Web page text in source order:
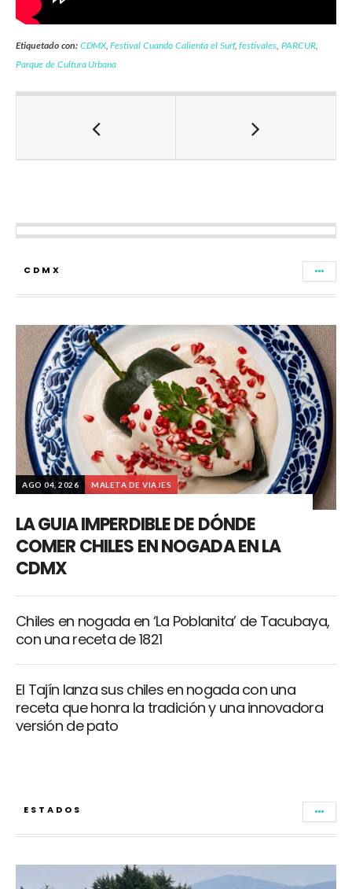
Etiquetado con: CDMX,Festival Cuando Calienta el Surf,festivales ,PARCUR
Parque de Cultura Urbana
CDMX
AGO 04, 2026 MALETA DE VIAJES
LA GUIA IMPERDIBLE DE DÓNDE
COMER CHILES EN NOGADA EN LA
CDMX
Chiles en nogada en ‘La Poblanita’ de Tacubaya,
con una receta de 1821
El Tajín lanza sus chiles en nogada con una
receta que honra la tradición y una innovadora
versión de pato
ESTADOS